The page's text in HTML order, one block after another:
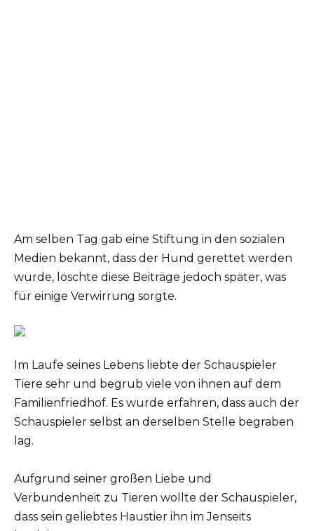
Am selben Tag gab eine Stiftung in den sozialen
Medien bekannt, dass der Hund gerettet werden
würde, löschte diese Beiträge jedoch später, was
für einige Verwirrung sorgte.
Im Laufe seines Lebens liebte der Schauspieler
Tiere sehr und begrub viele von ihnen auf dem
Familienfriedhof. Es wurde erfahren, dass auch der
Schauspieler selbst an derselben Stelle begraben
lag.
Aufgrund seiner großen Liebe und
Verbundenheit zu Tieren wollte der Schauspieler,
dass sein geliebtes Haustier ihn im Jenseits